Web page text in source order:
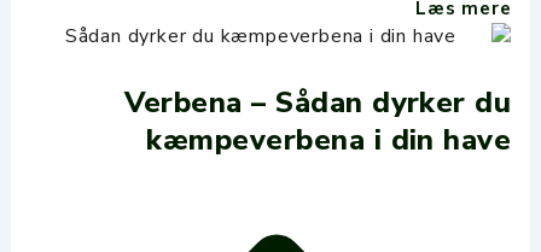
Læs mere
Verbena – Sådan dyrker du
kæmpeverbena i din have